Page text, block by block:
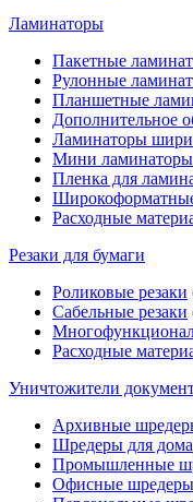
Ламинаторы
Пакетные
Рулонные
Планшетные
Дополнительное
Ламинаторы
Мини ламинаторы
Пленка для
Расходные
Резаки для бумаги
Роликовые резаки
Сабельные резаки
Расходные
Уничтожители
Архивные
Шредеры для дома
Промышленные
Офисные шредеры